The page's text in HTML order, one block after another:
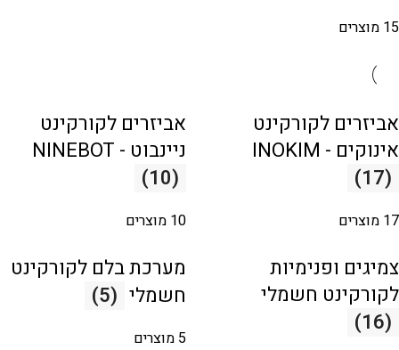
15 מוצרים
אביזרים לקורקינט
אינוקים - INOKIM
(17)
17 מוצרים
אביזרים לקורקינט
ניינבוט - NINEBOT
(10)
10 מוצרים
צמיגים ופנימיות
לקורקינט חשמלי
(16)
מערכת בלם לקורקינט
חשמלי (5)
5 מוצרים